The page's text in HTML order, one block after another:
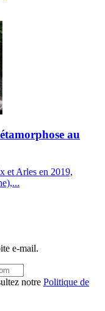
au
et Arles en 2019,
e-mail.
notre Politique de